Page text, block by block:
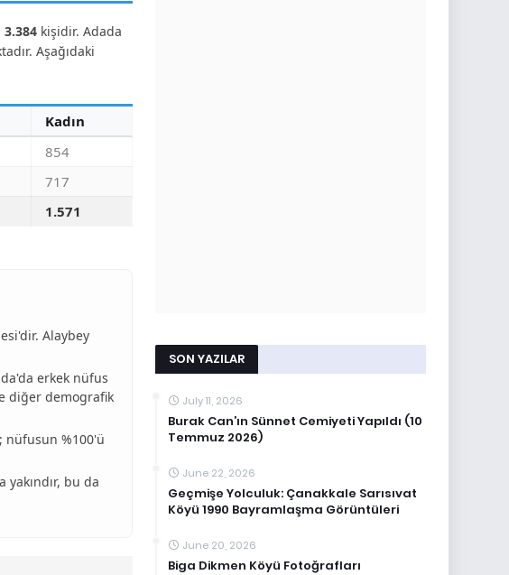
3.384 kişidir. Adada
Aşağıdaki
Kadın
854
717
1.571
Alaybey
erkek nüfus
diğer demografik
nüfusun %100'ü
bu da
SON YAZILAR
July 11, 2026
Burak Can’ın Sünnet Cemiyeti Yapıldı (10
Temmuz 2026)
June 22, 2026
Geçmişe Yolculuk: Çanakkale Sarısıvat
Köyü 1990 Bayramlaşma Görüntüleri
June 20, 2026
Biga Dikmen Köyü Fotoğrafları